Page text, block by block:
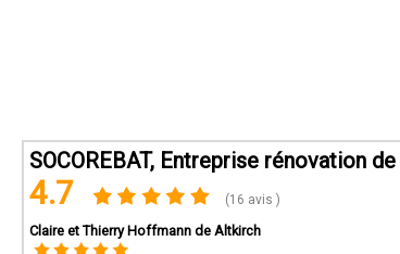
SOCOREBAT, Entreprise rénovation
4.7 (16 avis )
Claire et Thierry Hoffmann de Altkirch